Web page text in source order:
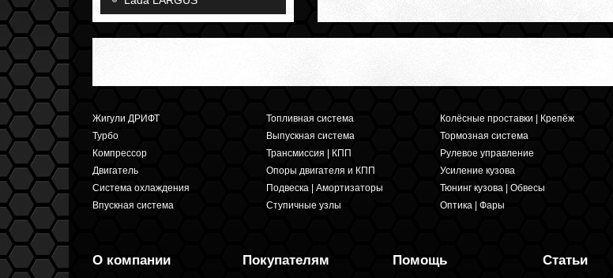
Жигули ДРИФТ
Турбо
Компрессор
Двигатель
Система охлаждения
Впускная система
Топливная система
Выпускная система
Трансмиссия | КПП
Опоры двигателя и КПП
Подвеска | Амортизаторы
Ступичные узлы
Колёсные проставки | Крепёж
Тормозная система
Рулевое управление
Усиление кузова
Тюнинг кузова | Обвесы
Оптика | Фары
О компании Покупателям Помощь Статьи